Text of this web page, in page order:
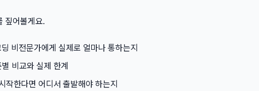
짚어볼게요.
비전문가에게 실제로 얼마나 통하는지
비교와 실제 한계
작한다면 어디서 출발해야 하는지